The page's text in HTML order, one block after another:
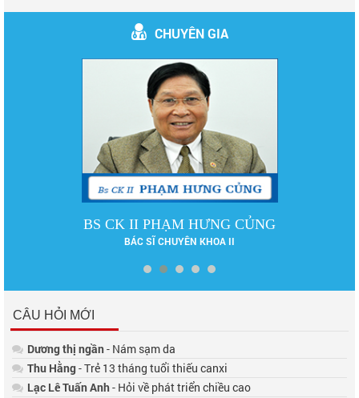
CHUYÊN GIA
BS CK II PHẠM HƯNG CỦNG
BÁC SĨ CHUYÊN KHOA II
CÂU HỎI MỚI
Dương thị ngần- Nám sạm da
Thu Hằng- Trẻ 13 tháng tuổi thiếu canxi
Lạc Lê Tuấn Anh- Hỏi về phát triển chiều cao